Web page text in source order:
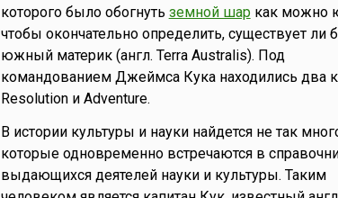
которого было обогнуть земной шаркак можно
чтобы окончательно определить, существует ли
южный материк (англ. Terra Australis). Под
командованием Джеймса Кука находились два
Resolution и Adventure.
В истории культуры и науки найдется не так
которые одновременно встречаются в
выдающихся деятелей науки и культуры. Таким